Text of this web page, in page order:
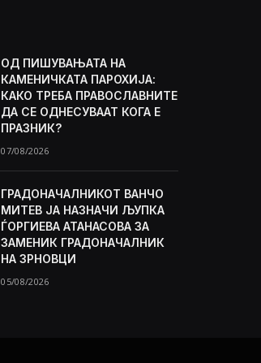
ОД ПИШУВАЊАТА НА
КАМЕНИЧКАТА ПАРОХИЈА:
КАКО ТРЕБА ПРАВОСЛАВНИТЕ
ДА СЕ ОДНЕСУВААТ КОГА Е
ПРАЗНИК?
07/08/2026
ГРАДОНАЧАЛНИКОТ ВАНЧО
МИТЕВ ЈА НАЗНАЧИ ЉУПКА
ЃОРГИЕВА АТАНАСОВА ЗА
ЗАМЕНИК ГРАДОНАЧАЛНИК
НА ЗРНОВЦИ
05/08/2026